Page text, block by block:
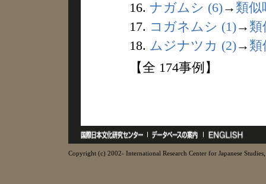
16. ナガムシ (6)→ 類似
17. コガネムシ (1)→ 類
18. ムジナツカ (2)→ 類
【全 174事例】
Copyright (c) 2002- International Research Center for Japanese